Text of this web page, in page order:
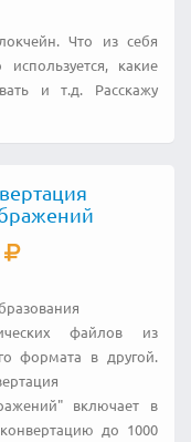
Что из себя
какие
и т.д. Расскажу
файлов из
формата в другой.
включает в
до 1000